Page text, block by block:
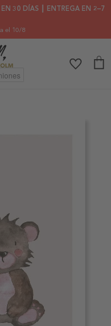
30 DÍAS ┃ ENTREGA EN 2–7
el 10/8